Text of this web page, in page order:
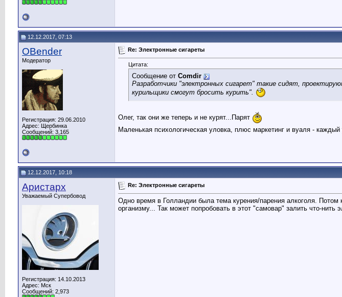
12.12.2017, 07:13
OBender
Модератор
Регистрация: 29.06.2010
Адрес: Щербинка
Сообщений: 3,165
Re: Электронные сигареты
Цитата:
Сообщение от Comdir
Разработчики "электронных сигарет" такие сидят,
курильщики смогут бросить курить".
Олег, так они же теперь и не курят...Парят
Маленькая психологическая уловка, плюс маркетинг и вуаля -
12.12.2017, 10:18
Аристарх
Уважаемый Супербовод
Регистрация: 14.10.2013
Адрес: Мск
Сообщений: 2,973
Re: Электронные сигареты
Одно время в Голландии была тема курения/парения алкоголя.
организму... Так может попробовать в этот "самовар" залить что-